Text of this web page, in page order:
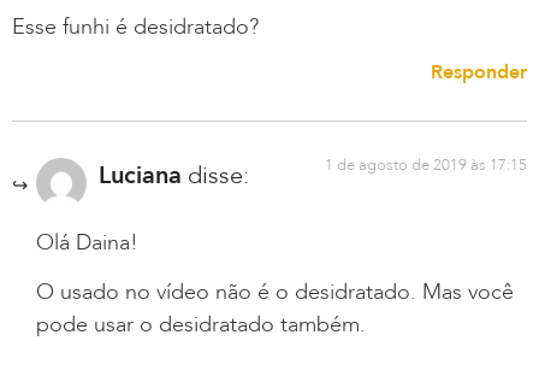
Esse funhi é desidratado?
Responder
Luciana disse: 1 de agosto de 2019 às 17:15
Olá Daina!
O usado no vídeo não é o desidratado. Mas você
pode usar o desidratado também.